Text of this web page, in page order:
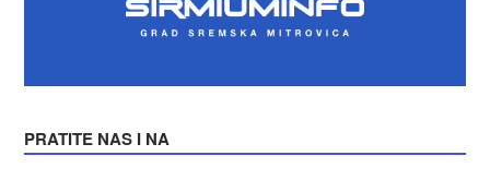
PRATITE NAS I NA